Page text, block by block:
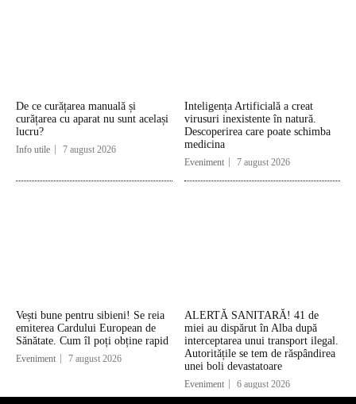
De ce curățarea manuală și
curățarea cu aparat nu sunt același
lucru?
Info utile 7 august 2026
Inteligența Artificială a creat
virusuri inexistente în natură.
Descoperirea care poate schimba
medicina
Eveniment 7 august 2026
Vești bune pentru sibieni! Se reia
emiterea Cardului European de
Sănătate. Cum îl poți obține rapid
Eveniment 7 august 2026
ALERTĂ SANITARĂ! 41 de
miei au dispărut în Alba după
interceptarea unui transport ilegal.
Autoritățile se tem de răspândirea
unei boli devastatoare
Eveniment 6 august 2026